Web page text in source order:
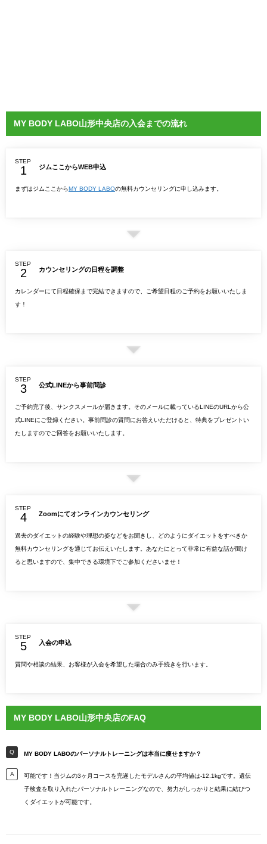
MY BODY LABO山形中央店の入会までの流れ
STEP
ジムここからWEB申込
まずはジムここからMY BODY LABOの無料カウンセリングに申し込みます。
STEP
カウンセリングの日程を調整
カレンダーにて日程確保まで完結できますので、ご希望日程のご予約をお願いいたしま
す！
STEP
公式LINEから事前問診
ご予約完了後、サンクスメールが届きます。そのメールに載っているLINEのURLから公
式LINEにご登録ください。事前問診の質問にお答えいただけると、特典をプレゼントい
たしますのでご回答をお願いいたします。
STEP
Zoomにてオンラインカウンセリング
過去のダイエットの経験や理想の姿などをお聞きし、どのようにダイエットをすべきか
無料カウンセリングを通じてお伝えいたします。あなたにとって非常に有益な話が聞け
ると思いますので、集中できる環境下でご参加くださいませ！
STEP
入会の申込
質問や相談の結果、お客様が入会を希望した場合のみ手続きを行います。
MY BODY LABO山形中央店のFAQ
MY BODY LABOのパーソナルトレーニングは本当に痩せますか？
可能です！当ジムの3ヶ月コースを完遂したモデルさんの平均値は-12.1kgです。遺伝
子検査を取り入れたパーソナルトレーニングなので、努力がしっかりと結果に結びつ
くダイエットが可能です。